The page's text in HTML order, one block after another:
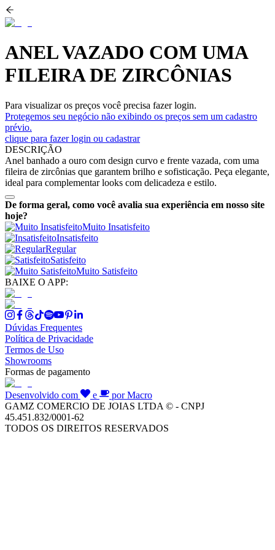
ANEL VAZADO COM UMA
FILEIRA DE ZIRCÔNIAS
Para visualizar os preços você precisa fazer login.
Protegemos seu negócio não exibindo os preços sem um cadastro
prévio.
clique para fazer login ou cadastrar
DESCRIÇÃO
Anel banhado a ouro com design curvo e frente vazada, com uma
fileira de zircônias que garantem brilho e sofisticação. Peça elegante,
ideal para complementar looks com delicadeza e estilo.
De forma geral, como você avalia sua experiência em nosso site
hoje?
Muito Insatisfeito
Insatisfeito
Regular
Satisfeito
Muito Satisfeito
BAIXE O APP:
Dúvidas Frequentes
Política de Privacidade
Termos de Uso
Showrooms
Formas de pagamento
Desenvolvido com e
por Macro
GAMZ COMERCIO DE JOIAS LTDA © - CNPJ
45.451.832/0001-62
TODOS OS DIREITOS RESERVADOS